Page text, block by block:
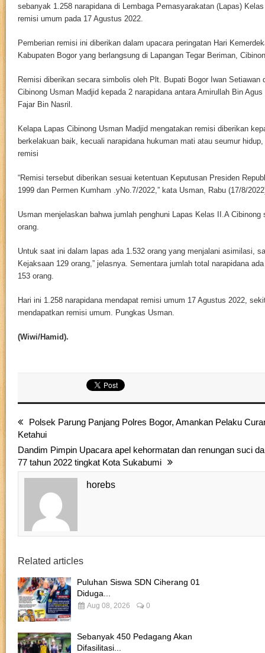
sebanyak 1.258 narapidana di Lembaga Pemasyarakatan (Lapas)
remisi umum pada 17 Agustus 2022.
Pemberian remisi ini diberikan dalam upacara peringatan Hari
Kabupaten Bogor yang berlangsung di Lapangan Tegar Beriman,
Remisi diberikan secara simbolis oleh Plt. Bupati Bogor Iwan Setiawan
Cibinong Usman Madjid kepada 2 narapidana antara Amirullah Bin
Fajar Bin Nasril.
Kelapa Lapas Cibinong Usman Madjid mengatakan remisi diberikan
berkelakuan baik, kecuali narapidana hukuman mati atau seumur
remisi
“Remisi tersebut diberikan sesuai ketentuan Keputusan Presiden
1999 dan Permen Kumham .yNo.7/2022,” kata Usman, Rabu (17/8/
Usman menjelaskan bahwa jumlah penghuni Lapas Kelas II.A
orang.
Untuk saat ini dalam lapas ada 1.532 orang yang menjalani asimilasi,
Kejaksaan 129 orang,” jelasnya. Sementara jumlah total narapidana
153 orang.
Hari ini 1.258 narapidana mendapat remisi umum 17 Agustus 2022,
mendapatkan remisi umum. Pungkas Usman.
(Wiwi/Hamid).
Polsek Parung Panjang Polres Bogor, Amankan Pelaku
Ketahui
Dandim Pimpin Upacara apel kehormatan dan renungan suci
77 tahun 2022 tingkat Kota Sukabumi
horebs
Related articles
Puluhan Siswa SDN Ciherang 01
Diduga...
Aug 08, 2026 0
Sebanyak 450 Pedagang Akan
Difasilitasi...